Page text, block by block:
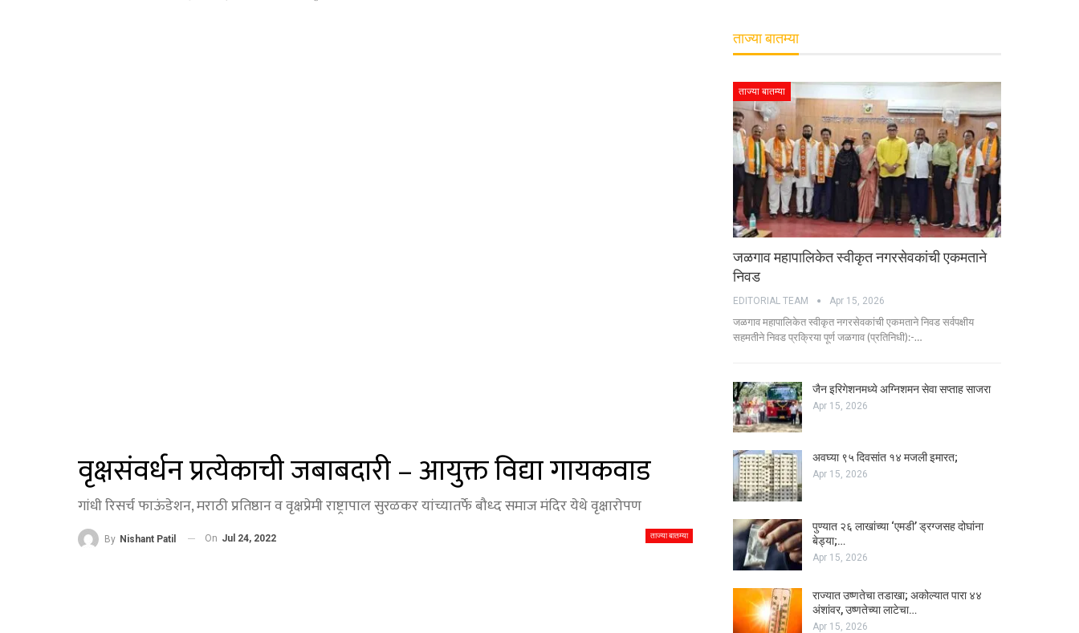
वृक्षसंवर्धन प्रत्येकाची जबाबदारी – आयुक्त विद्या गायकवाड
गांधी रिसर्च फाऊंडेशन, मराठी प्रतिष्ठान व वृक्षप्रेमी राष्ट्रापाल सुरळकर यांच्यातर्फे बौध्द समाज मंदिर येथे वृक्षारोपण
ताज्या बातम्या
By Nishant Patil On Jul 24, 2022
ताज्या बातम्या
ताज्या बातम्या
जळगाव महापालिकेत स्वीकृत नगरसेवकांची एकमताने
निवड
EDITORIAL TEAM Apr 15, 2026
जळगाव महापालिकेत स्वीकृत नगरसेवकांची एकमताने निवड सर्वपक्षीय
सहमतीने निवड प्रक्रिया पूर्ण जळगाव (प्रतिनिधी):-…
जैन इरिगेशनमध्ये अग्निशमन सेवा सप्ताह साजरा
Apr 15, 2026
अवघ्या ९५ दिवसांत १४ मजली इमारत;
Apr 15, 2026
पुण्यात २६ लाखांच्या ‘एमडी’ ड्रग्जसह दोघांना
बेड्या;…
Apr 15, 2026
राज्यात उष्णतेचा तडाखा; अकोल्यात पारा ४४
अंशांवर, उष्णतेच्या लाटेचा…
Apr 15, 2026